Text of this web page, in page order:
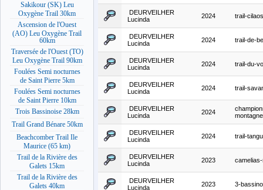
Sakikour (SK) Leu
Oxygène Trail 30km
Ascension de l'Ouest
(AO) Leu Oxygène Trail
60km
Traversée de l'Ouest (TO)
Leu Oxygène Trail 90km
Foulées Semi nocturnes
de Saint Pierre 5km
Foulées Semi nocturnes
de Saint Pierre 10km
Trois Bassinoise 28km
Trail Grand Bénare 50km
Beachcomber Trail Ile
Maurice (65 km)
Trail de la Rivière des
Galets 15km
Trail de la Rivière des
Galets 40km
DEURVEILHER
Lucinda
2024 trail-
DEURVEILHER
Lucinda
2024 trail-de-
DEURVEILHER
Lucinda
2024 trail-du-
DEURVEILHER
Lucinda
2024 trail-
DEURVEILHER
Lucinda
2024
DEURVEILHER
Lucinda
2024 trail-
DEURVEILHER
Lucinda
2023
DEURVEILHER
Lucinda
2023 3-